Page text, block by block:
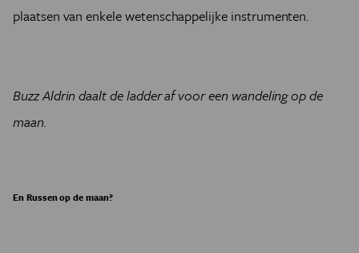
plaatsen van enkele wetenschappelijke instrumenten.
Buzz Aldrin daalt de ladder af voor een wandeling op de
maan.
En Russen op de maan?